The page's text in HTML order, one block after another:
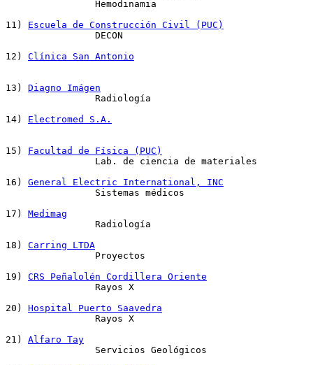
11) Escuela de Construcción Civil (PUC)
12) Clínica San Antonio
13) Diagno Imágen
14) Electromed S.A.
15) Facultad de Física (PUC)
16) General Electric International, INC
17) Medimag
18) Carring LTDA
19) CRS Peñalolén Cordillera Oriente
20) Hospital Puerto Saavedra
21) Alfaro Tay